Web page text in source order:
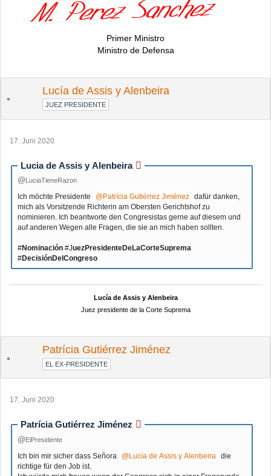
Primer Ministro
Ministro de Defensa
Lucía de Assis y Alenbeira
JUEZ PRESIDENTE
17. Juni 2020
Lucia de Assis y Alenbeira
LuciaTieneRazon
Ich möchte Presidente Patrícia Gutiérrez Jiménez dafür danken,
mich als Vorsitzende Richterin am Obersten Gerichtshof zu
nominieren. Ich beantworte den Congresistas gerne auf diesem und
auf anderen Wegen alle Fragen, die sie an mich haben sollten.
#Nominación #JuezPresidenteDeLaCorteSuprema
#DecisiónDelCongreso
Lucía de Assis y Alenbeira
Juez presidente de la Corte Suprema
Patrícia Gutiérrez Jiménez
EL EX-PRESIDENTE
17. Juni 2020
Patrícia Gutiérrez Jiménez
ElPresidente
Ich bin mir sicher dass Señora Lucía de Assis y Alenbeira
die
richtige für den Job ist.